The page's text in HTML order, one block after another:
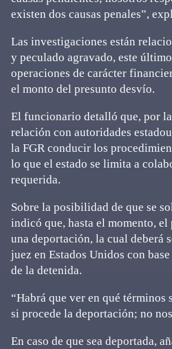
existen dos causas penales”,
Las investigaciones están
y peculado agravado, este
operaciones de carácter
el monto del presunto desvío.
El funcionario detalló que, por
relación con autoridades
la FGR conducir los
lo que el estado se limita a
requerida.
Sobre la posibilidad de que se
indicó que, hasta el momento, el
una deportación, la cual deberá
juez en Estados Unidos con
de la detenida.
“Habrá que ver en qué términos
si procede la deportación; no
En caso de que sea deportada,